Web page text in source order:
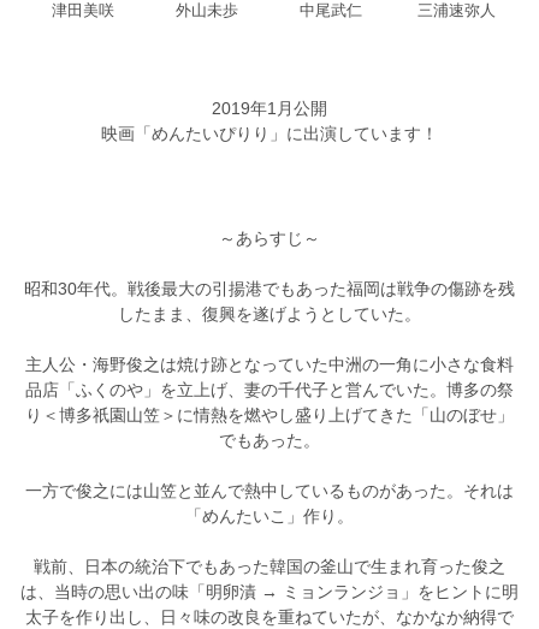
津田美咲 外山未歩 中尾武仁 三浦速弥人
2019年1月公開
映画「めんたいぴりり」に出演しています！
～あらすじ～
昭和30年代。戦後最大の引揚港でもあった福岡は戦争の傷跡を残
したまま、復興を遂げようとしていた。
主人公・海野俊之は焼け跡となっていた中洲の一角に小さな食料
品店「ふくのや」を立上げ、妻の千代子と営んでいた。博多の祭
り＜博多祇園山笠＞に情熱を燃やし盛り上げてきた「山のぼせ」
でもあった。
一方で俊之には山笠と並んで熱中しているものがあった。それは
「めんたいこ」作り。
戦前、日本の統治下でもあった韓国の釜山で生まれ育った俊之
は、当時の思い出の味「明卵漬 → ミョンランジョ」をヒントに明
太子を作り出し、日々味の改良を重ねていたが、なかなか納得で